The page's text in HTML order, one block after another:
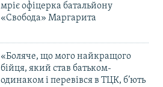
мріє офіцерка батальйону
«Свобода» Маргарита
«Боляче, що мого найкращого
бійця, який став батьком-
одинаком і перевівся в ТЦК, б’ють